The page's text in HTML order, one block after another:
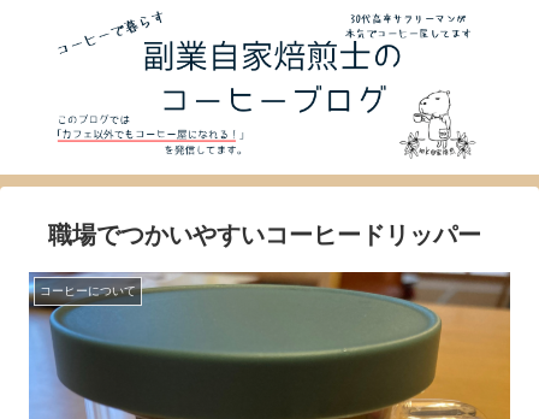
職場でつかいやすいコーヒードリッパー
コーヒーについて